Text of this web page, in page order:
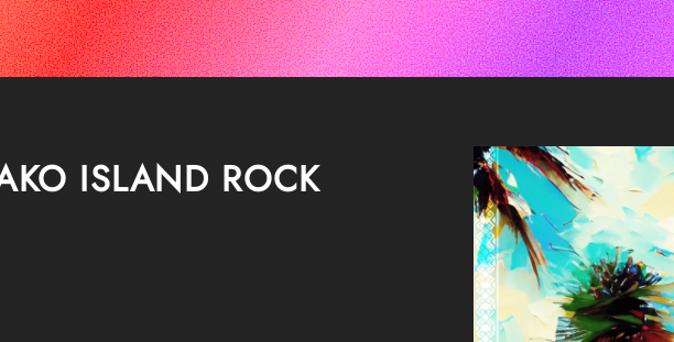
ISLAND ROCK